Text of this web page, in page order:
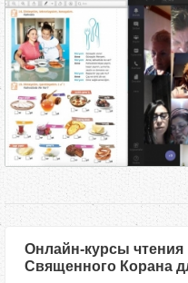
ы
з
д
е
Онлайн-курсы чтения
Священного Корана